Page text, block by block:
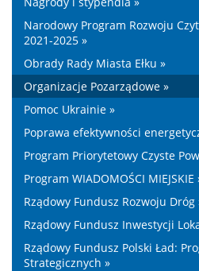
Narodowy Program Rozwoju
2021-2025 »
Obrady Rady Miasta Ełku »
Organizacje Pozarządowe »
Pomoc Ukrainie »
Poprawa efektywności
Program Priorytetowy Czyste
Program WIADOMOŚCI MIEJSKIE
Rządowy Fundusz Rozwoju Dróg
Rządowy Fundusz Inwestycji
Rządowy Fundusz Polski Ład:
Strategicznych »